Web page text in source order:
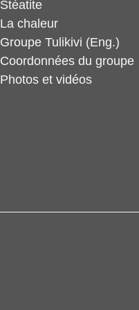
Stéatite
La chaleur
Groupe Tulikivi (Eng.)
Coordonnées du groupe
Photos et vidéos